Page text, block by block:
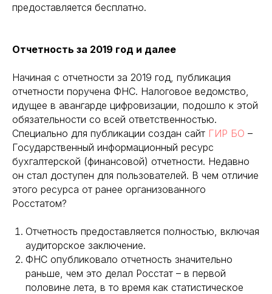
предоставляется бесплатно.
Отчетность за 2019­ год и далее
Начиная с отчетности за 2019 год, публикация
отчетности поручена ФНС. Налоговое ведомство,
идущее в авангарде цифровизации, подошло к этой
обязательности со всей ответственностью.
Специально для публикации создан сайт ГИР БО –
Государственный информационный ресурс
бухгалтерской (финансовой) отчетности. Недавно
он стал доступен для пользователей. В чем отличие
этого ресурса от ранее организованного
Росстатом?
Отчетность предоставляется полностью, включая
аудиторское заключение.
ФНС опубликовало отчетность значительно
раньше, чем это делал Росстат – в первой
половине лета, в то время как статистическое